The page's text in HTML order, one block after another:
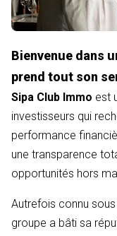
Bienvenue dans
prend tout son
Sipa Club Immo est
investisseurs qui
performance
une transparence
opportunités hors
Autrefois connu
groupe a bâti sa